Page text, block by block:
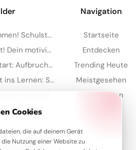
Cookies
die auf deinem Gerät
Nutzung einer Website zu
Ein flauschiges Willkommen! Schulstart-Grüße für Telegram zum Lächeln
Aufregender Schulstart! Dein motivierender Gruß für Instagram
Ein strahlender Schulstart: Aufbruch ins Lernen für Snapchat-Stories!
Ein schwungvoller Start ins Lernen: Schulbeginn Grüße für Instagram
Navigation
Startseite
Entdecken
Trending Heute
Meistgesehen
Sammlungen
Debilder